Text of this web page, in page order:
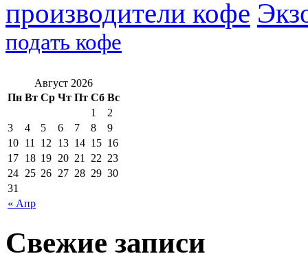
производители кофе
подать кофе
Август 2026
Пн Вт Ср Чт Пт Сб Вс
« Апр
1
2
3
4 5 6 7 8
9
10 11 12 13 14 15 16
17 18 19 20 21 22 23
24 25 26 27 28 29 30
31
Свежие записи